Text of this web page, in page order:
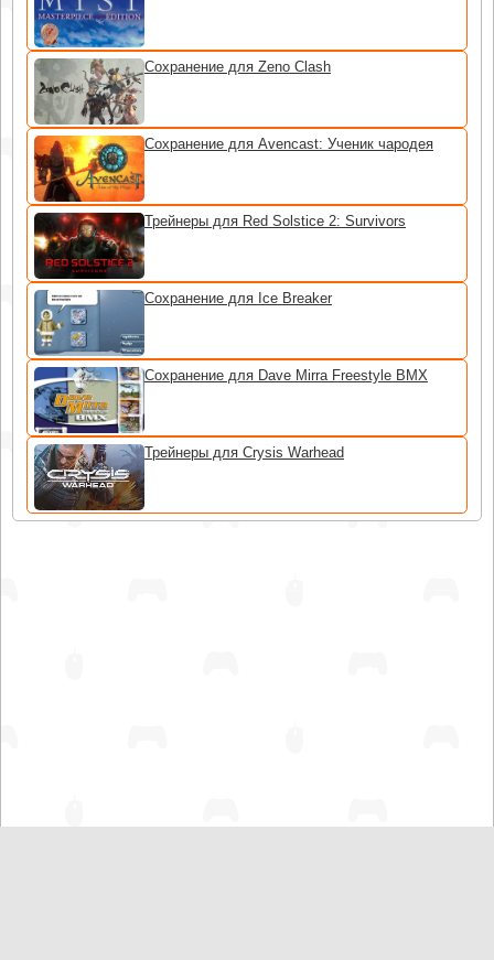
Сохранение для Zeno Clash
Сохранение для Avencast: Ученик чародея
Трейнеры для Red Solstice 2: Survivors
Сохранение для Ice Breaker
Сохранение для Dave Mirra Freestyle BMX
Трейнеры для Crysis Warhead